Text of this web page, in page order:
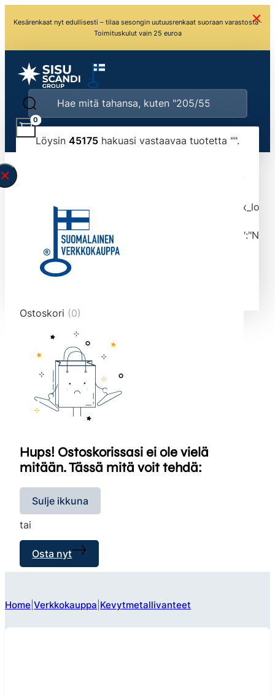
Kesärenkaat nyt edullisesti – tilaa sesongin uutuusrenkaat suoraan varastosta ·
Toimituskulut vain 25 euroa
Löysin 45175 hakuasi vastaavaa tuotetta "".
typed the search query correctly.<br>Currently
tmlmvi","meta_query":
data-original-query-vars="[]" data-page="1"
data-max-pages="4518" data-start="1" data-
end="10">
0
Ostoskori (0)
Hups! Ostoskorissasi ei ole vielä
mitään. Tässä mitä voit tehdä:
Sulje ikkuna
tai
Osta nyt
Home Verkkokauppa Kevytmetallivanteet